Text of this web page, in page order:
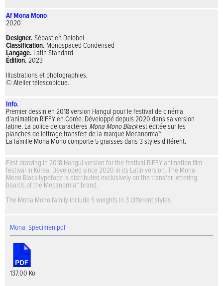
Af Mona Mono
2020
Designer. Sébastien Delobel
Classification. Monospaced Condensed
Langage. Latin Standard
Édition. 2023
Illustrations et photographies.
© Atelier télescopique.
Info.
Premier dessin en 2018 version Hangul pour le festival de cinéma
d'animation RIFFY en Corée. Développé depuis 2020 dans sa version
latine. La police de caractères Mona Mono Blackest éditée sur les
planches de lettrage transfert de la marque Mecanorma™.
La famille Mona Mono comporte 5 graisses dans 3 styles différent.
First drawing in 2018 Hangul version for the festival RIFFY animation film
festival in Korea. Developed since 2020 in its Latin version. The Mona
Mono Black typeface is distributed exclusively on the transfer lettering
boards of the Mecanorma™ brand.
The Mona Mono family include 5 weights in 3 different styles.
Mona_Specimen.pdf
137.00 Ko